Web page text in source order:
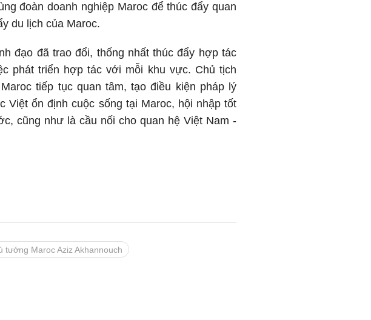
đoàn doanh nghiệp Maroc để thúc đẩy quan
du lịch của Maroc.
đạo đã trao đổi, thống nhất thúc đẩy hợp tác
phát triển hợp tác với mỗi khu vực. Chủ tịch
tiếp tục quan tâm, tạo điều kiện pháp lý
ổn định cuộc sống tại Maroc, hội nhập tốt
cũng như là cầu nối cho quan hệ Việt Nam -
tướng Maroc Aziz Akhannouch